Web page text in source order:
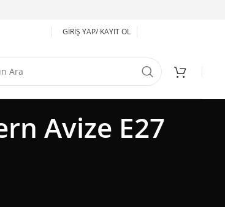
GIRIŞ YAP/ KAYIT OL
Avize E27